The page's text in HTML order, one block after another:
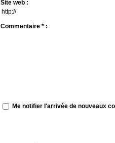
Site web :
Commentaire * :
Me notifier l'arrivée de nouveaux